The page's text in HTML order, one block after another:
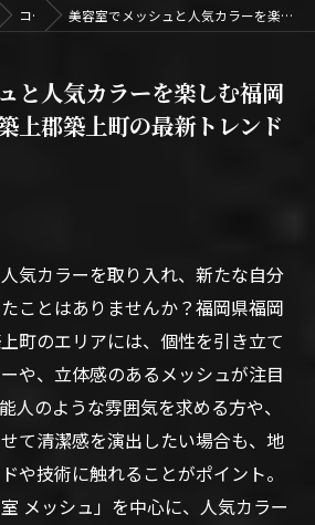
コラム 美容室でメッシュと人気カラーを楽しむ福岡県福岡市中央区築上郡築上町の最新トレンドガイド
と人気カラーを楽しむ福岡
上郡築上町の最新トレンド
気カラーを取り入れ、新たな自分
ことはありませんか？福岡県福岡
町のエリアには、個性を引き立て
や、立体感のあるメッシュが注目
人のような雰囲気を求める方や、
て清潔感を演出したい場合も、地
や技術に触れることがポイント。
メッシュ」を中心に、人気カラー